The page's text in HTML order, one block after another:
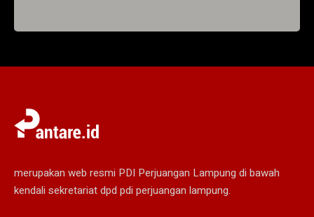
merupakan web resmi PDI Perjuangan Lampung di bawah
kendali sekretariat dpd pdi perjuangan lampung.